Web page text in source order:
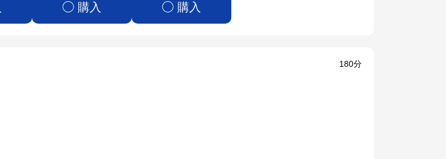
◯ 購入 ◯ 購入
180分